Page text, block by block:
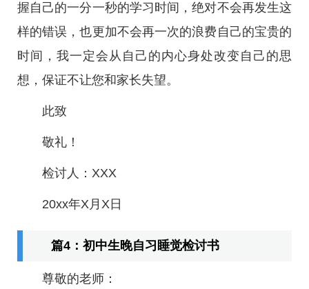
握自己的一分一秒的学习时间，绝对不会再发生这
样的错误，也更加不会再一次的浪费自己的宝贵的
时间，我一定会从自己的内心身处改变自己的思
想，保证不让您和家长失望。
此致
敬礼！
检讨人：XXX
20xx年X月X日
篇4：初中生晚自习睡觉检讨书
尊敬的老师：